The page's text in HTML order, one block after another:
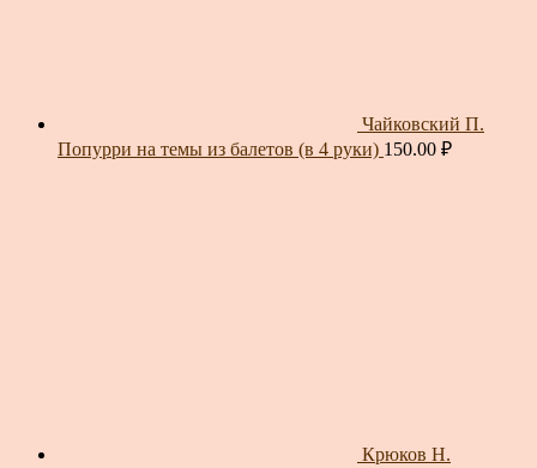
Чайковский П.
Попурри на темы из балетов (в 4 руки) 150.00 ₽
Крюков Н.